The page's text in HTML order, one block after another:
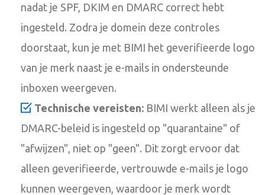
nadat je SPF, DKIM en DMARC correct hebt
ingesteld. Zodra je domein deze controles
doorstaat, kun je met BIMI het geverifieerde logo
van je merk naast je e-mails in ondersteunde
inboxen weergeven.
Technische vereisten: BIMI werkt alleen als je
DMARC-beleid is ingesteld op "quarantaine" of
"afwijzen", niet op "geen". Dit zorgt ervoor dat
alleen geverifieerde, vertrouwde e-mails je logo
kunnen weergeven, waardoor je merk wordt